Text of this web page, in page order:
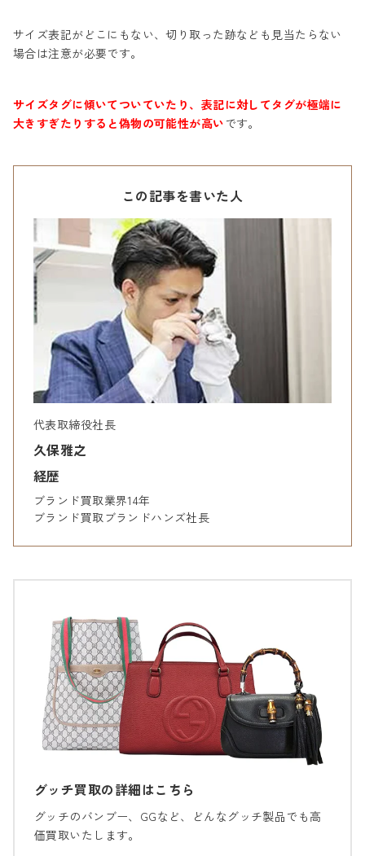
サイズ表記がどこにもない、切り取った跡なども見当たらない
場合は注意が必要です。
サイズタグに傾いてついていたり、表記に対してタグが極端に
大きすぎたりすると偽物の可能性が高い です。
この記事を書いた人
代表取締役社長
久保雅之
経歴
ブランド買取業界14年
ブランド買取ブランドハンズ社長
グッチ買取の詳細はこちら
グッチのバンブー、GGなど、どんなグッチ製品でも高
価買取いたします。